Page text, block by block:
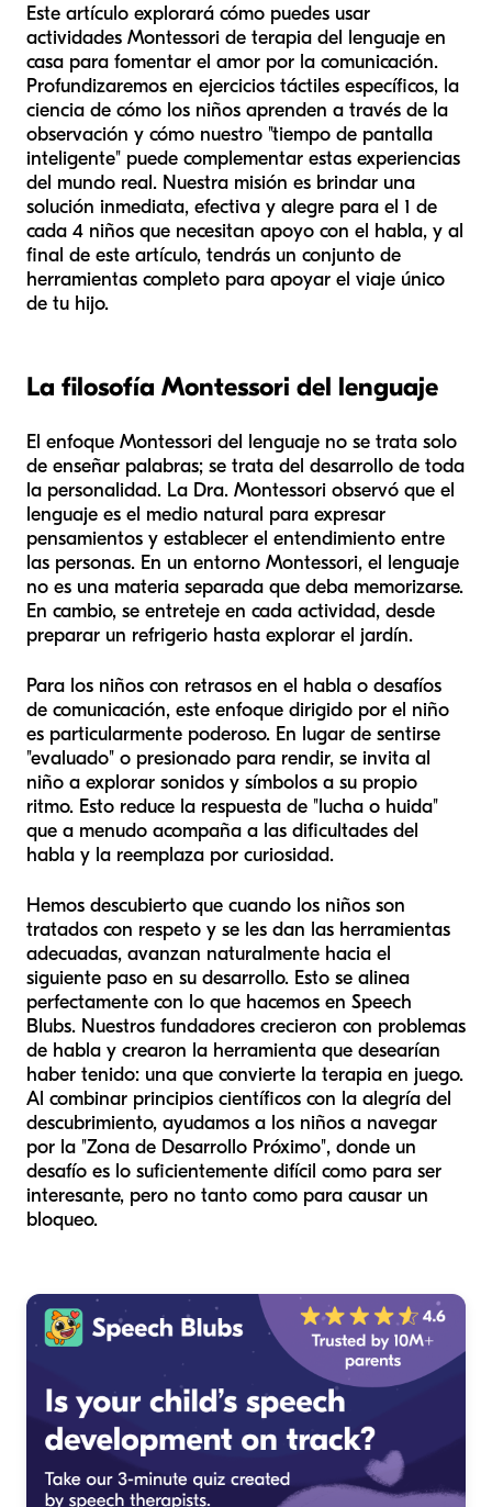
Este artículo explorará cómo puedes usar
actividades Montessori de terapia del lenguaje en
casa para fomentar el amor por la comunicación.
Profundizaremos en ejercicios táctiles específicos, la
ciencia de cómo los niños aprenden a través de la
observación y cómo nuestro "tiempo de pantalla
inteligente" puede complementar estas experiencias
del mundo real. Nuestra misión es brindar una
solución inmediata, efectiva y alegre para el 1 de
cada 4 niños que necesitan apoyo con el habla, y al
final de este artículo, tendrás un conjunto de
herramientas completo para apoyar el viaje único
de tu hijo.
La filosofía Montessori del lenguaje
El enfoque Montessori del lenguaje no se trata solo
de enseñar palabras; se trata del desarrollo de toda
la personalidad. La Dra. Montessori observó que el
lenguaje es el medio natural para expresar
pensamientos y establecer el entendimiento entre
las personas. En un entorno Montessori, el lenguaje
no es una materia separada que deba memorizarse.
En cambio, se entreteje en cada actividad, desde
preparar un refrigerio hasta explorar el jardín.
Para los niños con retrasos en el habla o desafíos
de comunicación, este enfoque dirigido por el niño
es particularmente poderoso. En lugar de sentirse
"evaluado" o presionado para rendir, se invita al
niño a explorar sonidos y símbolos a su propio
ritmo. Esto reduce la respuesta de "lucha o huida"
que a menudo acompaña a las dificultades del
habla y la reemplaza por curiosidad.
Hemos descubierto que cuando los niños son
tratados con respeto y se les dan las herramientas
adecuadas, avanzan naturalmente hacia el
siguiente paso en su desarrollo. Esto se alinea
perfectamente con lo que hacemos en Speech
Blubs. Nuestros fundadores crecieron con problemas
de habla y crearon la herramienta que desearían
haber tenido: una que convierte la terapia en juego.
Al combinar principios científicos con la alegría del
descubrimiento, ayudamos a los niños a navegar
por la "Zona de Desarrollo Próximo", donde un
desafío es lo suficientemente difícil como para ser
interesante, pero no tanto como para causar un
bloqueo.